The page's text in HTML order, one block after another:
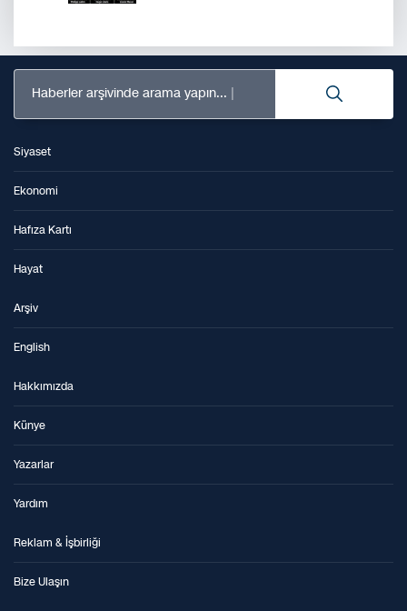
Haberler arşivinde arama yapın...
Siyaset
Ekonomi
Hafıza Kartı
Hayat
Arşiv
English
Hakkımızda
Künye
Yazarlar
Yardım
Reklam & İşbirliği
Bize Ulaşın